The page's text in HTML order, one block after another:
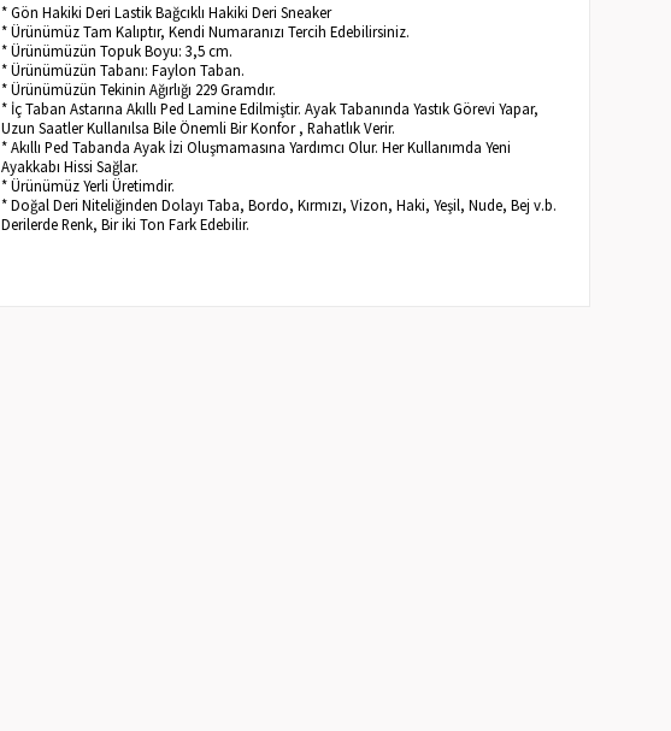
* Gön Hakiki Deri Lastik Bağcıklı Hakiki Deri Sneaker
* Ürünümüz Tam Kalıptır, Kendi Numaranızı Tercih Edebilirsiniz.
* Ürünümüzün Topuk Boyu: 3,5 cm.
* Ürünümüzün Tabanı: Faylon Taban.
* Ürünümüzün Tekinin Ağırlığı 229 Gramdır.
* İç Taban Astarına Akıllı Ped Lamine Edilmiştir. Ayak Tabanında Yastık Görevi Yapar,
Uzun Saatler Kullanılsa Bile Önemli Bir Konfor , Rahatlık Verir.
* Akıllı Ped Tabanda Ayak İzi Oluşmamasına Yardımcı Olur. Her Kullanımda Yeni
Ayakkabı Hissi Sağlar.
* Ürünümüz Yerli Üretimdir.
* Doğal Deri Niteliğinden Dolayı Taba, Bordo, Kırmızı, Vizon, Haki, Yeşil, Nude, Bej v.b.
Derilerde Renk, Bir iki Ton Fark Edebilir.